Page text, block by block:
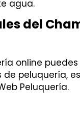
agua.
del
online
peluquería,
Peluquería.